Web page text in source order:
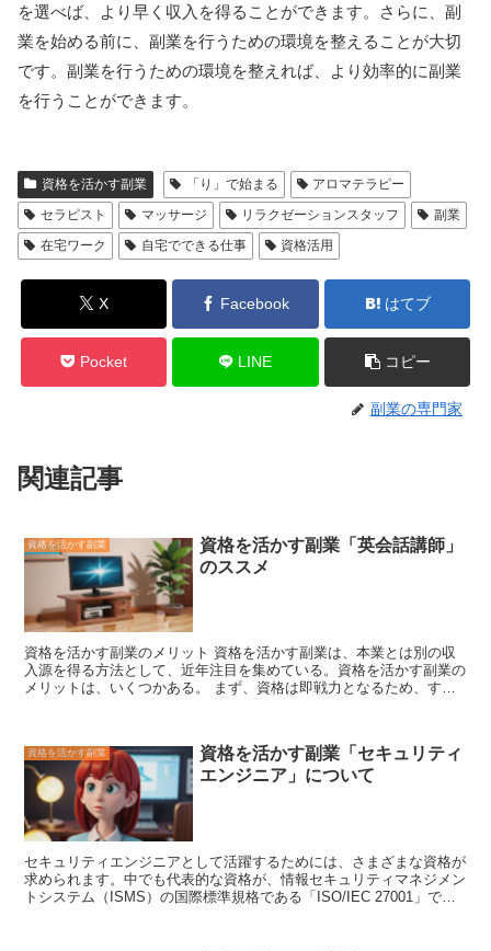
を選べば、より早く収入を得ることができます。さらに、副
業を始める前に、副業を行うための環境を整えることが大切
です。副業を行うための環境を整えれば、より効率的に副業
を行うことができます。
資格を活かす副業 「り」で始まる
アロマテラピー
セラピスト
マッサージ リラクゼーションスタッフ
副業
在宅ワーク
自宅でできる仕事 資格活用
X Facebook はてブ
Pocket LINE コピー
副業の専門家
関連記事
資格を活かす副業
資格を活かす副業「英会話講師」
のススメ
資格を活かす副業のメリット
入源を得る方法として、近年注目を集めている。資格を活かす副業の
メリットは、いくつかある。 まず、 資格は即戦力となるため、すぐ
キルアップにつながる。資格を取得するためには、勉強しなければな
らない。勉強することで、新しい知識やスキルを身につけることがで
高める
。資格を持っていると、社会的な信用が高まり、仕事にも良い
影響を与える。資格を持っていることで、取引先との信頼関係を築き
やすくなり、仕事の幅が広がる。
資格を活かす副業
資格を活かす副業「セキュリティ
エンジニア」について
セキュリティエンジニアとして活躍するためには、さまざまな資格が
求められます。中でも代表的な資格が、情報セキュリティマネジメン
トシステム（ISMS）の国際標準規格である「ISO/IEC 27001」で